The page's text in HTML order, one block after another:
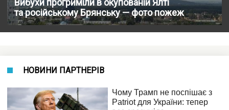
Вибухи прогриміли в окупованій Ялті
та російському Брянську — фото пожеж
НОВИНИ ПАРТНЕРІВ